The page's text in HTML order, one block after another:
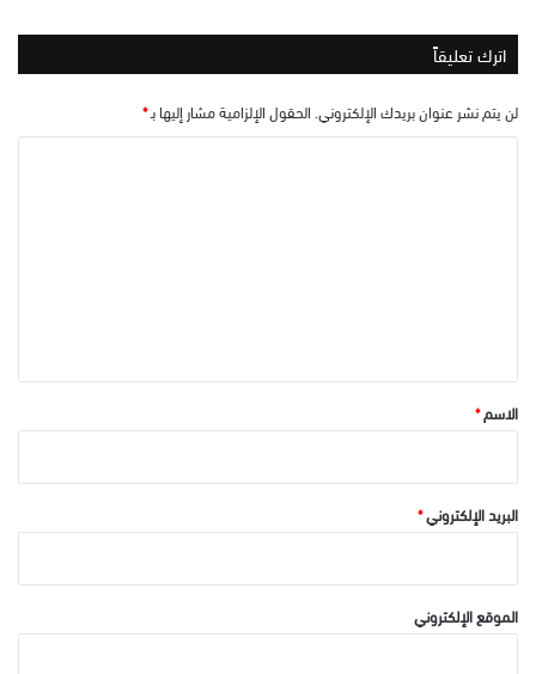
اترك تعليقاً
لن يتم نشر عنوان بريدك الإلكتروني. الحقول الإلزامية مشار إليها بـ*
*الاسم*
البريد الإلكتروني*
الموقع الإلكتروني